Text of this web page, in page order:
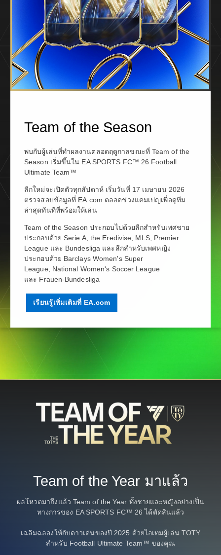
Team of the Season
พบกับผู้เล่นที่ทำผลงานตลอดฤดูกาลขณะที่ Team of the
Season เริ่มขึ้นใน EA SPORTS FC™ 26 Football
Ultimate Team™
ลีกใหม่จะเปิดตัวทุกสัปดาห์ เริ่มวันที่ 17 เมษายน 2026
ตรวจสอบข้อมูลที่ EA.com ตลอดช่วงแคมเปญเพื่อดูทีม
ล่าสุดทันทีที่พร้อมให้เล่น
Team of the Season ประกอบไปด้วยลีกสำหรับเพศชาย
ประกอบด้วย Serie A, the Eredivise, MLS, Premier
League และ Bundesliga และลีกสำหรับเพศหญิง
ประกอบด้วย Barclays Women's Super
League, National Women's Soccer League
และ Frauen-Bundesliga
เรียนรู้เพิ่มเติมที่ EA.com
Team of the Year มาแล้ว
ผลโหวตมาถึงแล้ว Team of the Year ทั้งชายและหญิงอย่างเป็น
ทางการของ EA SPORTS FC™ 26 ได้ตัดสินแล้ว
เฉลิมฉลองให้กับดาวเด่นของปี 2025 ด้วยไอเทมผู้เล่น TOTY
สำหรับ Football Ultimate Team™ ของคุณ